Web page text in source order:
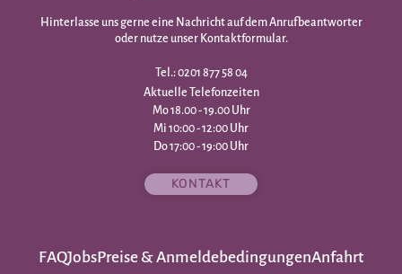
Hinterlasse uns gerne eine Nachricht auf dem Anrufbeantworter
oder nutze unser Kontaktformular.
Tel.: 0201 877 58 04
Aktuelle Telefonzeiten
Mo 18.00 - 19.00 Uhr
Mi 10:00 - 12:00 Uhr
Do 17:00 - 19:00 Uhr
KONTAKT
FAQJobsPreise & AnmeldebedingungenAnfahrt